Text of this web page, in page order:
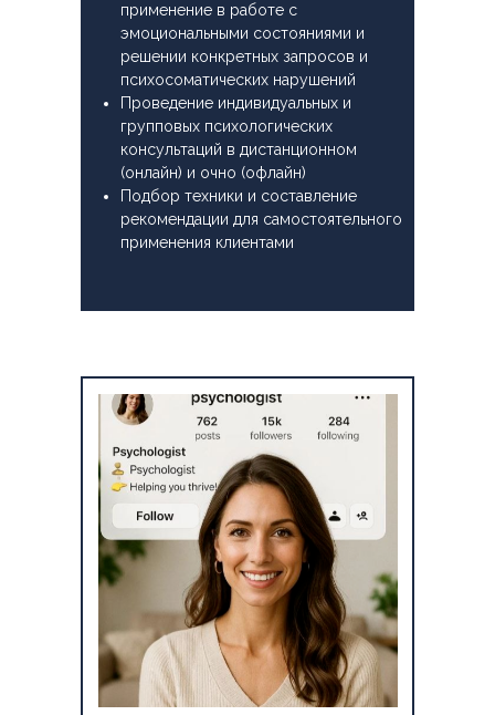
применение в работе с
эмоциональными состояниями и
решении конкретных запросов и
психосоматических нарушений
Проведение индивидуальных и
групповых психологических
консультаций в дистанционном
(онлайн) и очно (офлайн)
Подбор техники и составление
рекомендации для самостоятельного
применения клиентами